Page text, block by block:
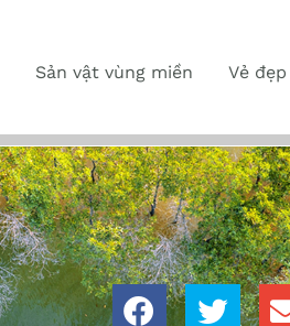
Sản vật vùng miền Vẻ